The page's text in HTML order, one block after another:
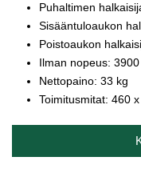
Puhaltimen
Sisääntuloaukon
Poistoaukon
Ilman nopeus:
Nettopaino: 33 kg
Toimitusmitat: 460